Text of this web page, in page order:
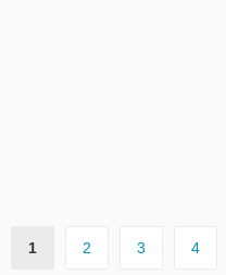
1 2 3 4